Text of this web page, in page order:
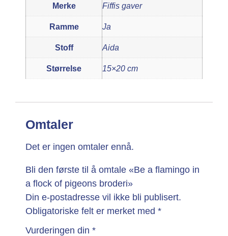
Merke Fiffis gaver
Ramme Ja
Stoff Aida
Størrelse 15×20 cm
Omtaler
Det er ingen omtaler ennå.
Bli den første til å omtale «Be a flamingo in
a flock of pigeons broderi»
Din e-postadresse vil ikke bli publisert.
Obligatoriske felt er merket med *
Vurderingen din *